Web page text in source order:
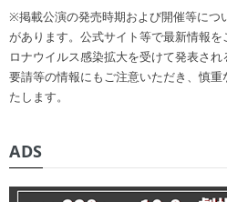
※掲載公演の発売時期および開催等につ
があります。公式サイト等で最新情報
ロナウイルス感染拡大を受けて発表さ
要請等の情報にもご注意いただき、慎
たします。
ADS